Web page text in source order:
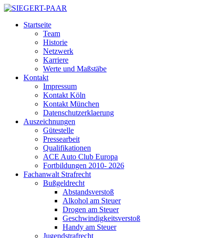
Startseite
Team
Historie
Netzwerk
Karriere
Werte und Maßstäbe
Kontakt
Impressum
Kontakt Köln
Kontakt München
Datenschutzerklaerung
Auszeichnungen
Gütestelle
Pressearbeit
Qualifikationen
ACE Auto Club Europa
Fortbildungen 2010- 2026
Fachanwalt Strafrecht
Bußgeldrecht
Abstandsverstoß
Alkohol am Steuer
Drogen am Steuer
Geschwindigkeitsverstoß
Handy am Steuer
Jugendstrafrecht